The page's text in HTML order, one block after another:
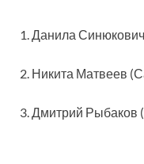
1. Данила
2. Никита Матвеев
3. Дмитрий Рыбаков